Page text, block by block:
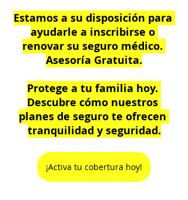
Estamos a su disposición para
ayudarle a inscribirse o
renovar su seguro médico.
Asesoría Gratuita.
Protege a tu familia hoy.
Descubre cómo nuestros
planes de seguro te ofrecen
tranquilidad y seguridad.
¡Activa tu cobertura hoy!